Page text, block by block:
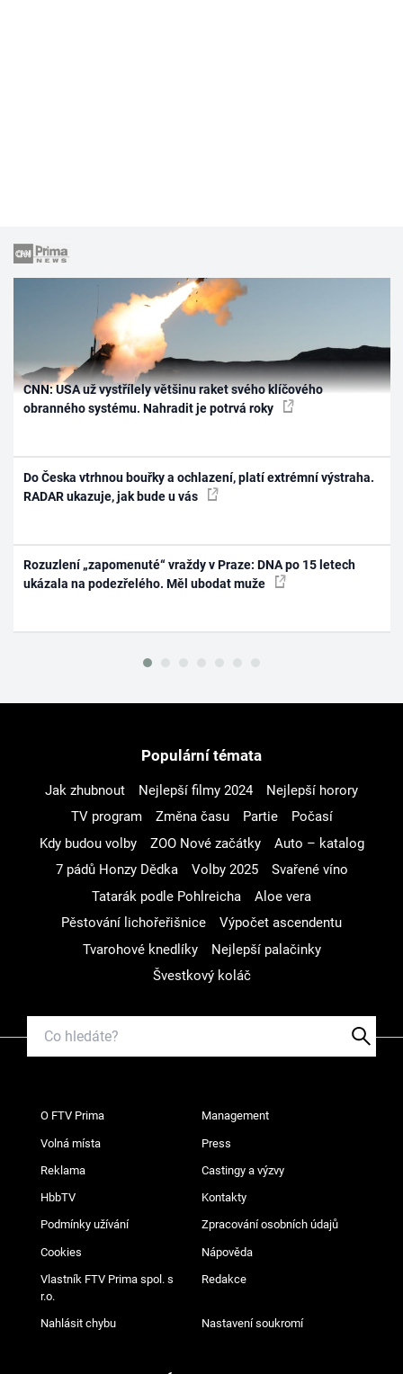
CNN: USA už vystřílely většinu raket svého klíčového
obranného systému. Nahradit je potrvá roky
Do Česka vtrhnou bouřky a ochlazení, platí extrémní výstraha.
RADAR ukazuje, jak bude u vás
Rozuzlení „zapomenuté“ vraždy v Praze: DNA po 15 letech
ukázala na podezřelého. Měl ubodat muže
Populární témata
Jak zhubnout Nejlepší filmy 2024
Nejlepší horory
TV program
Změna času Partie
Počasí
Kdy budou volby
ZOO Nové začátky
Auto – katalog
7 pádů Honzy Dědka
Volby 2025
Svařené víno
Tatarák podle Pohlreicha
Aloe vera
Pěstování lichořeřišnice
Výpočet ascendentu
Tvarohové knedlíky
Nejlepší palačinky
Švestkový koláč
O FTV Prima Management
Volná místa Press
Reklama Castingy a výzvy
HbbTV Kontakty
Podmínky užívání Zpracování osobních údajů
Cookies Nápověda
Vlastník FTV Prima spol. s
r.o.
Redakce
Nahlásit chybu Nastavení soukromí